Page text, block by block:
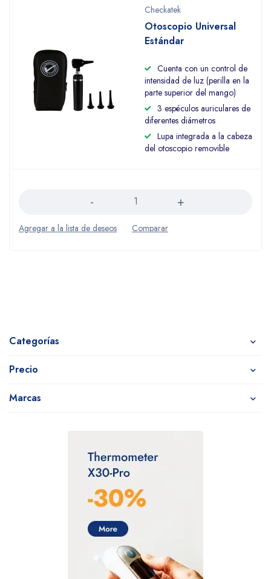
Categorías
Precio
Marcas
Checkatek
Otoscopio Universal
Estándar
Cuenta con un control de
intensidad de luz (perilla en la
parte superior del mango)
3 espéculos auriculares de
diferentes diámetros
Lupa integrada a la cabeza
del otoscopio removible